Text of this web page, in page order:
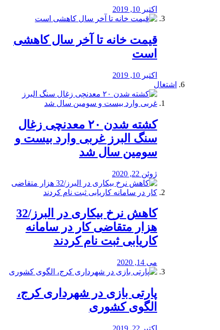
اکتبر 10, 2019
قیمت خانه تا آخر سال کاهشی
است
اکتبر 10, 2019
اشتغال
کشته شدن ۲۰ معدنچی زغال
سنگ البرز غربی وارد بیست و
سومین سال شد
ژوئن 22, 2020
کاهش نرخ بیکاری در البرز/32
هزار متقاضی کار در سامانه
کاریابی ثبت نام کردند
می 14, 2020
پارتی بازی در شهرداری کرج،
الگوی کشوری